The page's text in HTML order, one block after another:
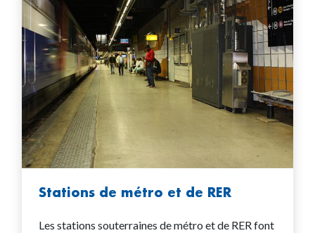
Stations de métro et de RER
Les stations souterraines de métro et de RER font